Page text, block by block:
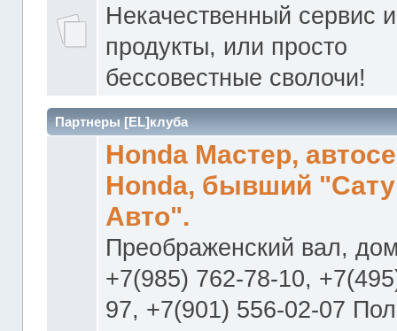
Некачественный сервис и
продукты, или просто
бессовестные сволочи!
Партнеры [EL]клуба
Honda Мастер,
Honda, бывший
Авто".
Преображенский вал,
+7(985) 762-78-10,
97, +7(901) 556-02-07